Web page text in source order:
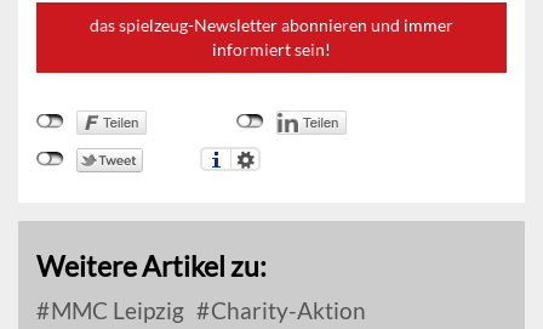
das spielzeug-Newsletter abonnieren und immer
informiert sein!
Weitere Artikel zu:
MMC Leipzig
Charity-Aktion